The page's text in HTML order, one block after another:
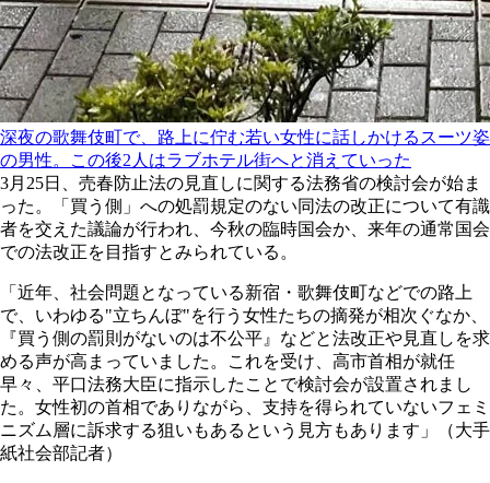
深夜の歌舞伎町で、路上に佇む若い女性に話しかけるスーツ姿
の男性。この後2人はラブホテル街へと消えていった
3月25日、売春防止法の見直しに関する法務省の検討会が始ま
った。「買う側」への処罰規定のない同法の改正について有識
者を交えた議論が行われ、今秋の臨時国会か、来年の通常国会
での法改正を目指すとみられている。
「近年、社会問題となっている新宿・歌舞伎町などでの路上
で、いわゆる"立ちんぼ"を行う女性たちの摘発が相次ぐなか、
『買う側の罰則がないのは不公平』などと法改正や見直しを求
める声が高まっていました。これを受け、高市首相が就任
早々、平口法務大臣に指示したことで検討会が設置されまし
た。女性初の首相でありながら、支持を得られていないフェミ
ニズム層に訴求する狙いもあるという見方もあります」（大手
紙社会部記者）